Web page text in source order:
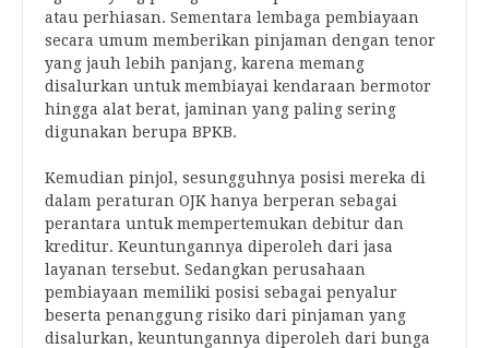
atau perhiasan. Sementara lembaga pembiayaan
secara umum memberikan pinjaman dengan tenor
yang jauh lebih panjang, karena memang
disalurkan untuk membiayai kendaraan bermotor
hingga alat berat, jaminan yang paling sering
digunakan berupa BPKB.
Kemudian pinjol, sesungguhnya posisi mereka di
dalam peraturan OJK hanya berperan sebagai
perantara untuk mempertemukan debitur dan
kreditur. Keuntungannya diperoleh dari jasa
layanan tersebut. Sedangkan perusahaan
pembiayaan memiliki posisi sebagai penyalur
beserta penanggung risiko dari pinjaman yang
disalurkan, keuntungannya diperoleh dari bunga